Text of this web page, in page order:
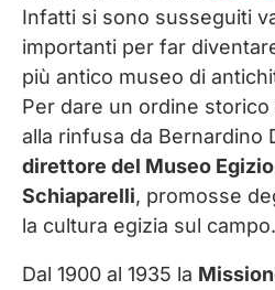
Infatti si sono susseguiti
importanti per far
più antico museo di
Per dare un ordine
alla rinfusa da Bernardino
direttore del Museo
Schiaparelli, promosse
la cultura egizia sul campo.
Dal 1900 al 1935 la